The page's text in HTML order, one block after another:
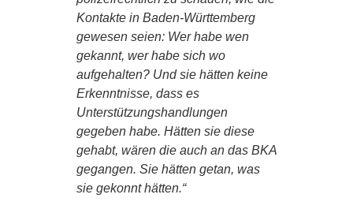
Kontakte in Baden-Württemberg
gewesen seien: Wer habe wen
gekannt, wer habe sich wo
aufgehalten? Und sie hätten keine
Erkenntnisse, dass es
Unterstützungshandlungen
gegeben habe. Hätten sie diese
gehabt, wären die auch an das BKA
gegangen. Sie hätten getan, was
sie gekonnt hätten.“